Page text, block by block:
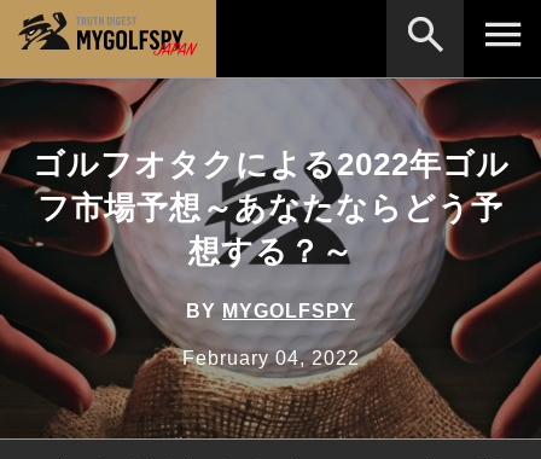
ゴルフオタクによる2022年ゴル
フ市場予想～あなたならどう予
想する？～
BY MYGOLFSPY
February 04, 2022
MOST WANTED
NEW RELEASES 新製品情報
HOW TO ゴルフ上達・実践テクニック
LAB テスト・データ検証
Golf News ゴルフニュース
REVIEWS 製品レビュー
DRIVERS ドライバー
※メーカー名やクラブ名など、検索したい事柄を入
力してください。
検索